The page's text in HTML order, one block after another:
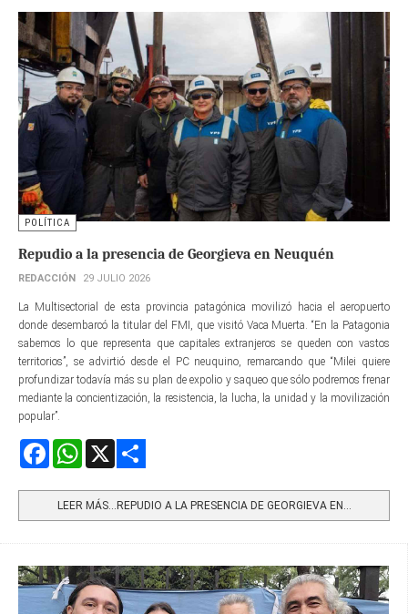
POLÍTICA
Repudio a la presencia de Georgieva en Neuquén
REDACCIÓN 29 JULIO 2026
La Multisectorial de esta provincia patagónica movilizó hacia el aeropuerto
donde desembarcó la titular del FMI, que visitó Vaca Muerta. “En la Patagonia
sabemos lo que representa que capitales extranjeros se queden con vastos
territorios”, se advirtió desde el PC neuquino, remarcando que “Milei quiere
profundizar todavía más su plan de expolio y saqueo que sólo podremos frenar
mediante la concientización, la resistencia, la lucha, la unidad y la movilización
popular”.
FacebookWhatsApp
LEER MÁS…REPUDIO A LA PRESENCIA DE GEORGIEVA EN...